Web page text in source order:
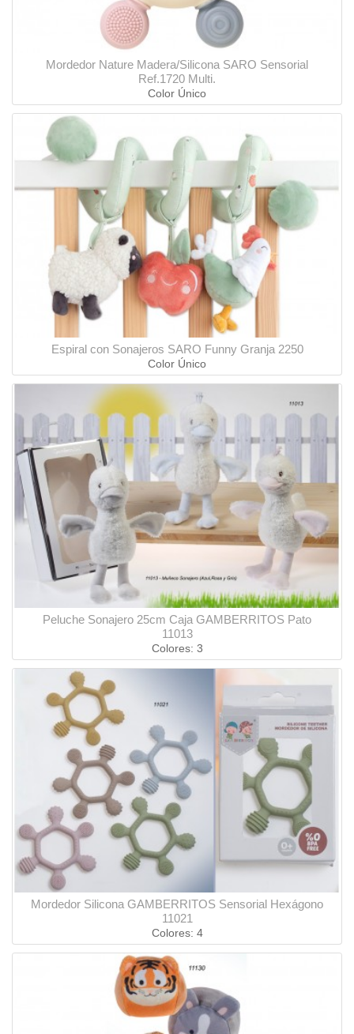
Mordedor Nature Madera/Silicona SARO Sensorial
Ref.1720 Multi.
Color Único
Espiral con Sonajeros SARO Funny Granja 2250
Color Único
Peluche Sonajero 25cm Caja GAMBERRITOS Pato
11013
Colores: 3
Mordedor Silicona GAMBERRITOS Sensorial Hexágono
11021
Colores: 4